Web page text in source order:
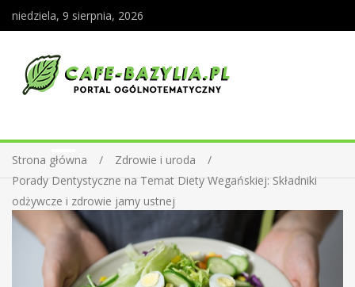
niedziela, 9 sierpnia, 2026
Strona główna
Zdrowie i uroda
Porady Dentystyczne na Temat Diety Wegańskiej: Składniki
odżywcze i zdrowie jamy ustnej